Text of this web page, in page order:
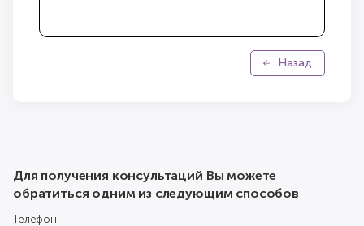
Назад
Для получения консультаций Вы можете
обратиться одним из следующим способов
Телефон